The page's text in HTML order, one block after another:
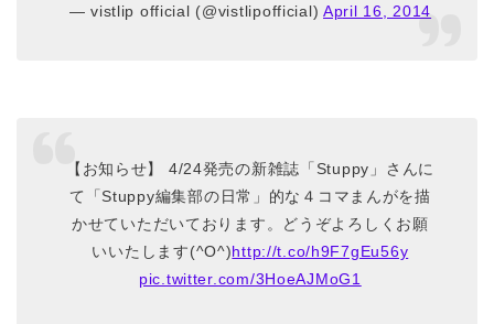
— vistlip official (@vistlipofficial)April 16, 2014
【お知らせ】 4/24発売の新雑誌「Stuppy」さんに
て「Stuppy編集部の日常」的な４コマまんがを描
かせていただいております。どうぞよろしくお願
いいたします(^O^)http://t.co/h9F7gEu56y
pic.twitter.com/3HoeAJMoG1